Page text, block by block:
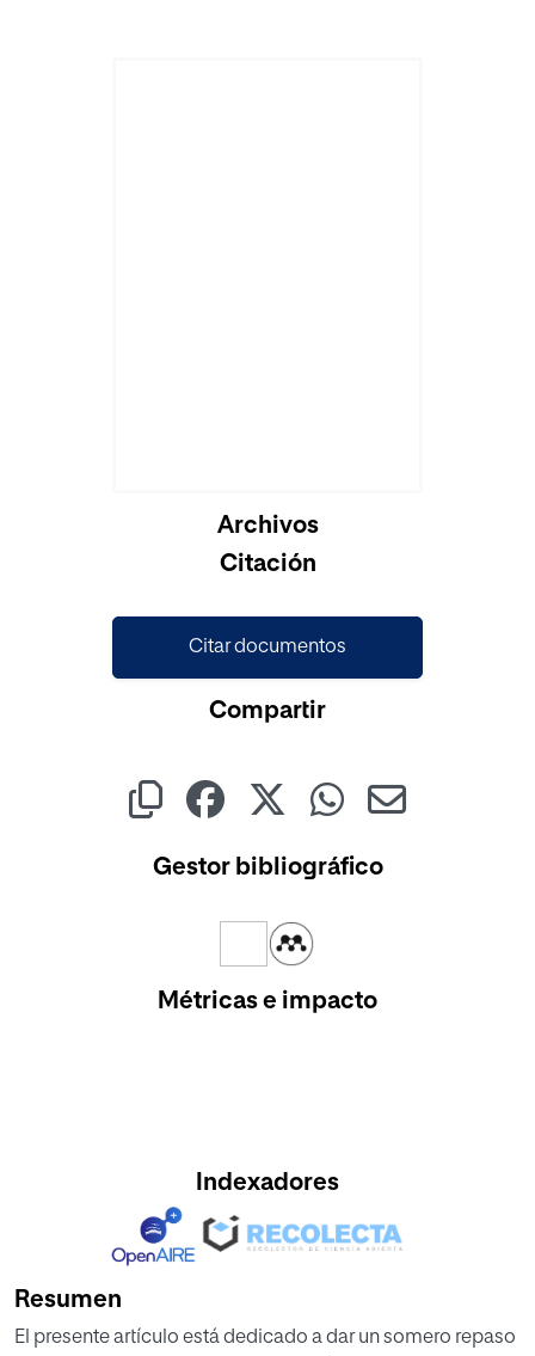
Archivos
Citación
Citar documentos
Compartir
Gestor bibliográfico
Métricas e impacto
Indexadores
Resumen
El presente artículo está dedicado a dar un somero repaso